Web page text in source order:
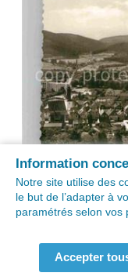
Information
Notre site utilise des
le but de l’adapter à
paramétrés selon vos
Accepter